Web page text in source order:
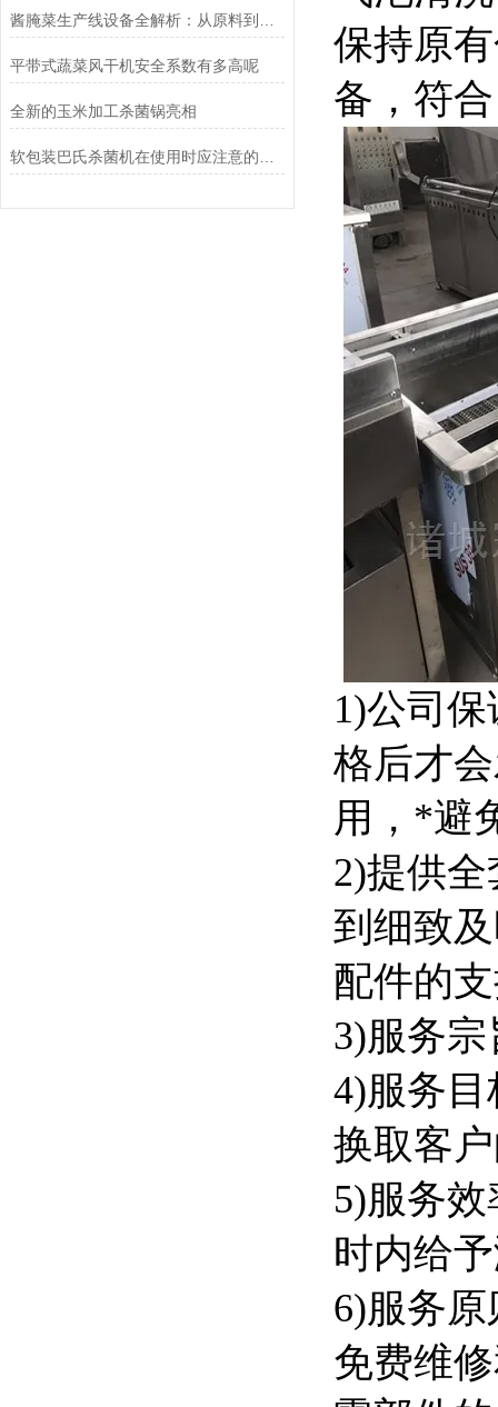
平带式蔬菜风干机安全系数有多高呢
全新的玉米加工杀菌锅亮相
保持原
备，符
1)公司
格后才
用，*避
2)提供
到细致
配件的
3)服务
4)服务
换取客
5)服务
时内给
6)服务
免费维